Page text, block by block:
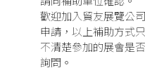
歡迎加入貿友展覽公
申請，以上補助方式
不清楚參加的展會是
詢問。